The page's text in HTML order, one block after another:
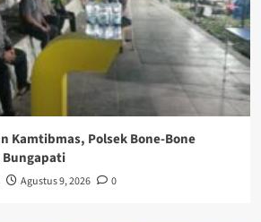
Kamtibmas, Polsek Bone-Bone
Bungapati
Agustus 9, 2026 0